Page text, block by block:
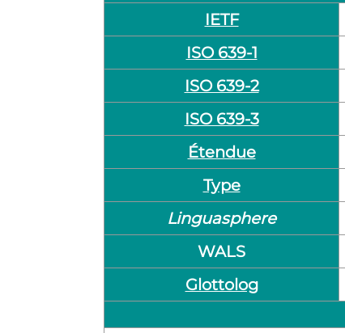
IETF
ISO 639-1
ISO 639-2
ISO 639-3
Étendue
Type
Linguasphere
WALS
Glottolog